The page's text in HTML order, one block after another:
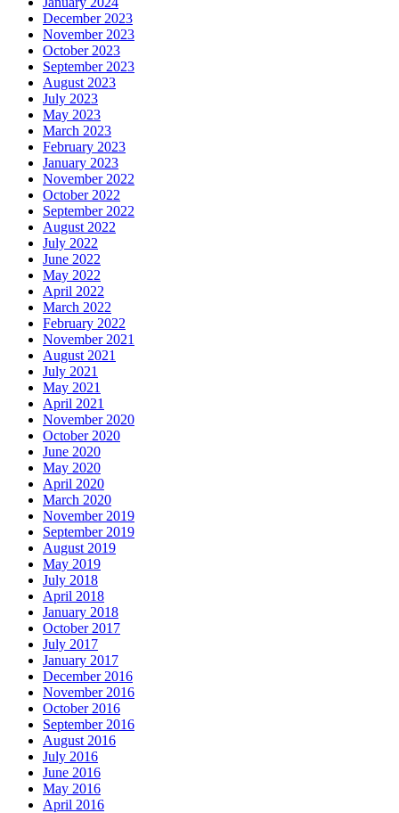
December 2023
November 2023
October 2023
September 2023
August 2023
July 2023
May 2023
March 2023
February 2023
January 2023
November 2022
October 2022
September 2022
August 2022
July 2022
June 2022
May 2022
April 2022
March 2022
February 2022
November 2021
August 2021
July 2021
May 2021
April 2021
November 2020
October 2020
June 2020
May 2020
April 2020
March 2020
November 2019
September 2019
August 2019
May 2019
July 2018
April 2018
January 2018
October 2017
July 2017
January 2017
December 2016
November 2016
October 2016
September 2016
August 2016
July 2016
June 2016
May 2016
April 2016